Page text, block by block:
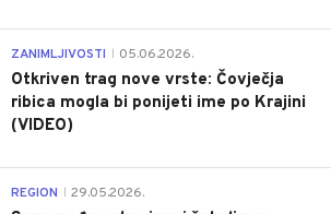
ZANIMLJIVOSTI 05.06.2026.
Otkriven trag nove vrste: Čovječja
ribica mogla bi ponijeti ime po Krajini
(VIDEO)
REGION 29.05.2026.